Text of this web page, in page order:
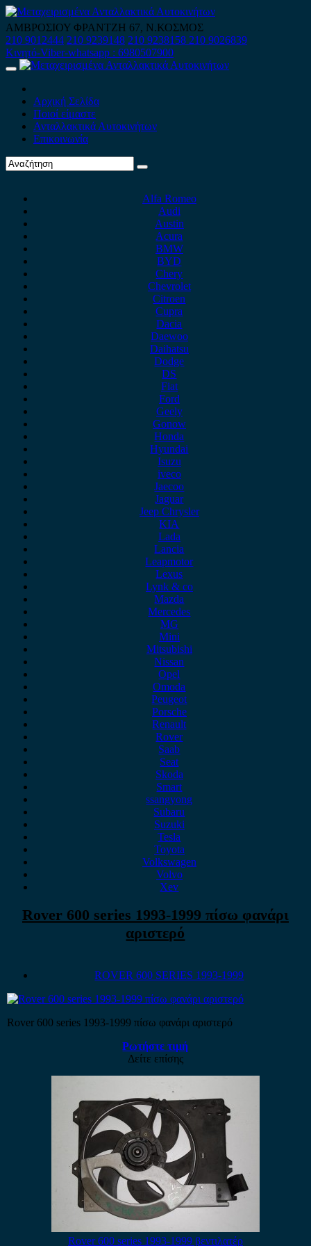
Skip
to
content
ΑΜΒΡΟΣΙΟΥ ΦΡΑΝΤΖΗ 67, Ν.ΚΟΣΜΟΣ
210 9012444 210 9239148 210 9238158 210 9026839
Κινητό-Viber-whatsapp : 6980507900
Primary
Αρχική Σελίδα
Ποιοί είμαστε
Ανταλλακτικά Αυτοκινήτων
Επικοινωνία
Alfa Romeo
Audi
Austin
Acura
BMW
BYD
Chery
Chevrolet
Citroen
Cupra
Dacia
Daewoo
Daihatsu
Dodge
DS
Fiat
Ford
Geely
Gonow
Honda
Hyundai
Isuzu
iveco
Jaecoo
Jaguar
Jeep Chrysler
KIA
Lada
Lancia
Leapmotor
Lexus
Lynk & co
Mazda
Mercedes
MG
Mini
Mitsubishi
Nissan
Opel
Omoda
Peugeot
Porsche
Renault
Rover
Saab
Seat
Skoda
Smart
ssangyong
Subaru
Suzuki
Tesla
Toyota
Volkswagen
Volvo
Xev
Rover 600 series 1993-1999 πίσω φανάρι
αριστερό
ROVER 600 SERIES 1993-1999
Rover 600 series 1993-1999 πίσω φανάρι αριστερό
Ρωτήστε τιμή
Δείτε επίσης
Rover 600 series 1993-1999 βεντιλατέρ